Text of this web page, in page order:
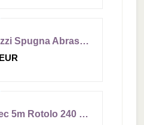
24 Pezzi Spugna Abrasive Grana 80-3000, Spugne Abrasive da Fine a Grossa, Paglietta Abrasiva Carta Vetrata per Legno, Muro, Carrozzeria, Ferro, Plastica
ProDec 5m Rotolo 240 Grana fine per la levigatura tra le mani e la carteggiatura automobilistica - Rotolo di carta abrasiva largo 115 mm compatibile con levigatrici a macchina e manuali